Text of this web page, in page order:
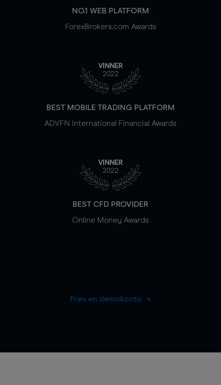
NO.1 WEB PLATFORM
ForexBrokers.com Awards
VINNER
2022
BEST MOBILE TRADING PLATFORM
ADVFN International Financial Awards
VINNER
2022
BEST CFD PROVIDER
Online Money Awards
Prøv en demokonto